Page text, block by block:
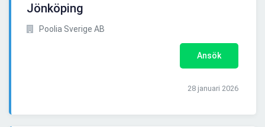
Jönköping
Poolia Sverige AB
Ansök
28 januari 2026